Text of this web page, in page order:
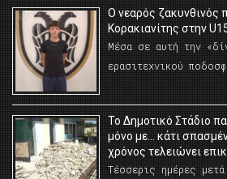
O νεαρός ζακυνθινός
Κορακιανίτης στην
Μέσα σε αυτή την
ερασιτεχνικού
Το Δημοτικό Στάδιο
μόνο με… κάτι
χρόνος τελειώνει
Τέσσερις ημέρες